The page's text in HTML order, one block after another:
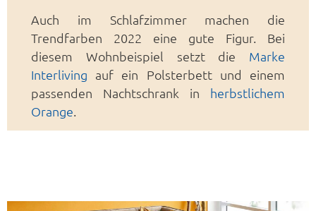
Auch im Schlafzimmer machen die
Trendfarben 2022 eine gute Figur. Bei
diesem Wohnbeispiel setzt die Marke
Interliving auf ein Polsterbett und einem
passenden Nachtschrank in herbstlichem
Orange.